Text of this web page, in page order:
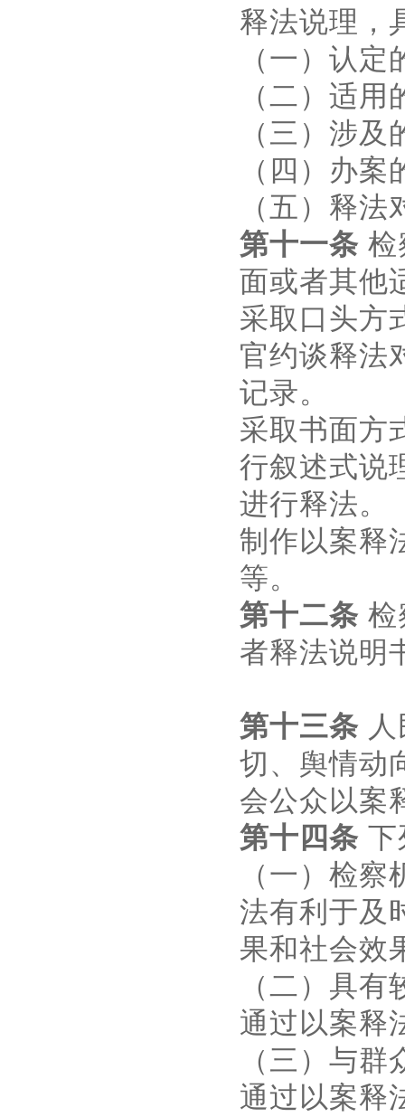
释法说理，
（一）认
（二）适
（三）涉
（四）办
（五）释
第十一条检
面或者其他
采取口头方
官约谈释法
记录。
采取书面方
行叙述式说
进行释法。
制作以案释
等。
第十二条检
者释法说明
第十三条人
切、舆情动
会公众以案
第十四条下
（一）检
法有利于及
果和社会效
（二）具
通过以案释
（三）与
通过以案释